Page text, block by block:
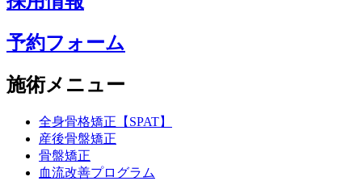
予約フォーム
施術メニュー
全身骨格矯正【SPAT】
産後骨盤矯正
骨盤矯正
血流改善プログラム